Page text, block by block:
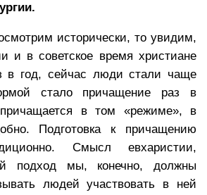
исторически, то увидим,
и в советское время христиане
в год, сейчас люди стали чаще
стало причащение раз в
в том «режиме», в
Подготовка к причащению
Смысл евхаристии,
подход мы, конечно, должны
людей участвовать в ней